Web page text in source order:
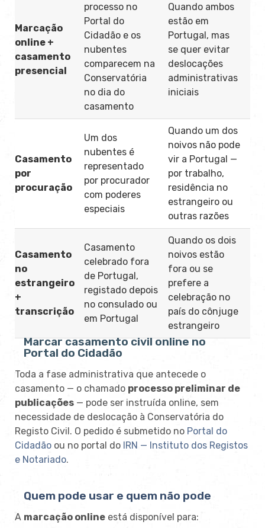
Marcação
online +
casamento
presencial
processo no
Portal do
Cidadão e os
nubentes
comparecem na
Conservatória
no dia do
casamento
Quando ambos
estão em
Portugal, mas
se quer evitar
deslocações
administrativas
iniciais
Casamento
por
procuração
Um dos
nubentes é
representado
por procurador
com poderes
especiais
Quando um dos
noivos não pode
vir a Portugal —
por trabalho,
residência no
estrangeiro ou
outras razões
Casamento
no
estrangeiro
+
transcrição
Casamento
celebrado fora
de Portugal,
registado depois
no consulado ou
em Portugal
Quando os dois
noivos estão
fora ou se
prefere a
celebração no
país do cônjuge
estrangeiro
Marcar casamento civil online no
Portal do Cidadão
Toda a fase administrativa que antecede o
casamento — o chamado processo preliminar de
publicações — pode ser instruída online, sem
necessidade de deslocação à Conservatória do
Registo Civil. O pedido é submetido no Portal do
Cidadão ou no portal do IRN — Instituto dos Registos
e Notariado.
Quem pode usar e quem não pode
A marcação online está disponível para: